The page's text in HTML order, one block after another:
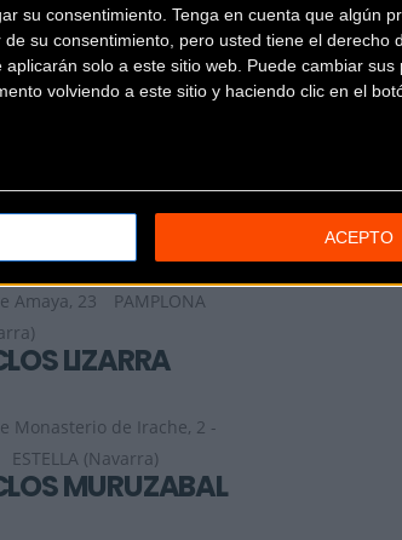
su consentimiento. Tenga en cuenta que algún
su consentimiento, pero usted tiene el derecho
solo a este sitio web. Puede cambiar
volviendo a este sitio y haciendo clic en el
ACEPTO
de la Mujer, 14
ZIZUR MAYOR
GOÑI
Amaya, 23
PAMPLONA
LIZARRA
Monasterio de Irache, 2 -
ESTELLA (Navarra)
MURUZABAL